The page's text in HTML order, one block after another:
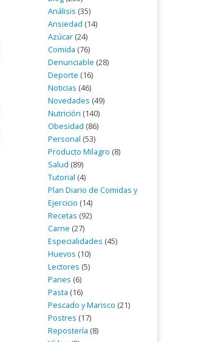
Análisis (35)
Ansiedad (14)
Azúcar (24)
Comida (76)
Denunciable (28)
Deporte (16)
Noticias (46)
Novedades (49)
Nutrición (140)
Obesidad (86)
Personal (53)
Producto Milagro (8)
Salud (89)
Tutorial (4)
Plan Diario de Comidas y
Ejercicio (14)
Recetas (92)
Carne (27)
Especialidades (45)
Huevos (10)
Lectores (5)
Panes (6)
Pasta (16)
Pescado y Marisco (21)
Postres (17)
Repostería (8)